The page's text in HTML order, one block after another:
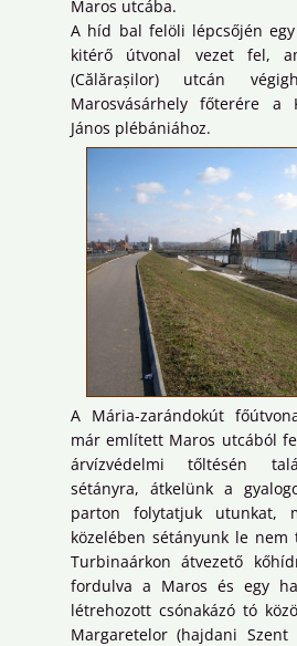
Maros utcába.
A híd bal felöli lépcsőjén
kitérő útvonal vezet fel,
(Călărașilor) utcán
Marosvásárhely főterére a
János plébániához.
A Mária-zarándokút
már említett Maros utcából
árvízvédelmi tőltésén
sétányra, átkelünk a
parton folytatjuk utunkat,
közelében sétányunk le
Turbinaárkon átvezető
fordulva a Maros és egy
létrehozott csónakázó tó
Margaretelor (hajdani